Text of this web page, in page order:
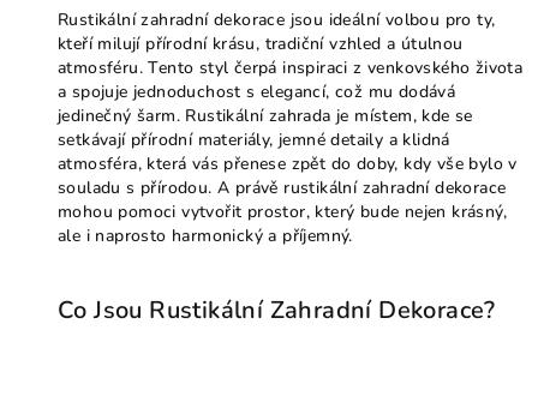
Rustikální zahradní dekorace jsou ideální volbou pro ty,
kteří milují přírodní krásu, tradiční vzhled a útulnou
atmosféru. Tento styl čerpá inspiraci z venkovského života
a spojuje jednoduchost s elegancí, což mu dodává
jedinečný šarm. Rustikální zahrada je místem, kde se
setkávají přírodní materiály, jemné detaily a klidná
atmosféra, která vás přenese zpět do doby, kdy vše bylo v
souladu s přírodou. A právě rustikální zahradní dekorace
mohou pomoci vytvořit prostor, který bude nejen krásný,
ale i naprosto harmonický a příjemný.
Co Jsou Rustikální Zahradní Dekorace?